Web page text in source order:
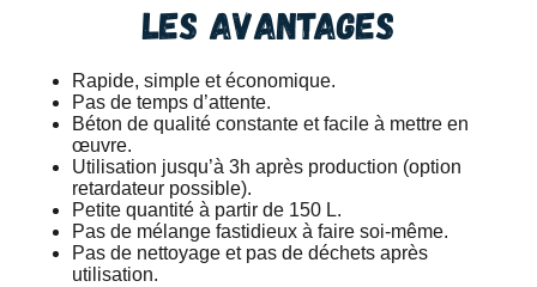
Les avantages
Rapide, simple et économique.
Pas de temps d’attente.
Béton de qualité constante et facile à mettre en
œuvre.
Utilisation jusqu’à 3h après production (option
retardateur possible).
Petite quantité à partir de 150 L.
Pas de mélange fastidieux à faire soi-même.
Pas de nettoyage et pas de déchets après
utilisation.